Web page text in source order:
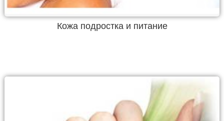
Кожа подростка и питание